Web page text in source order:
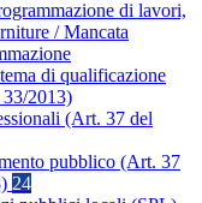
di lavori,
/ Mancata
di qualificazione
2013)
(Art. 37 del
pubblico (Art. 37
24